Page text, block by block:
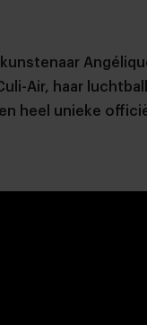
Air, haar
heel unieke